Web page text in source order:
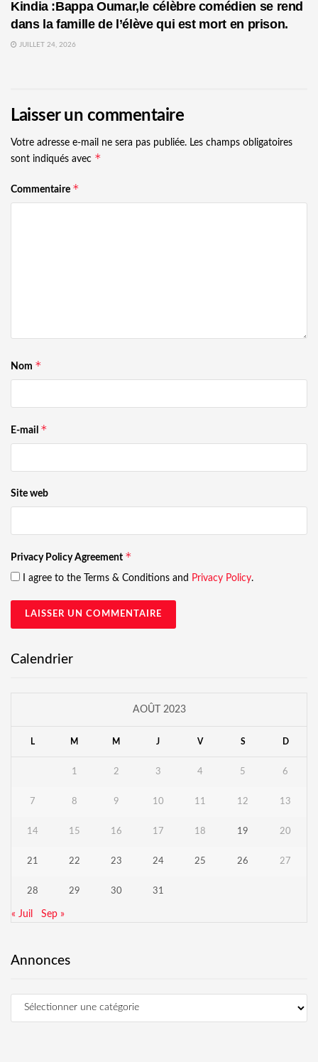
Kindia :Bappa Oumar,le célèbre comédien se rend
dans la famille de l’élève qui est mort en prison.
JUILLET 24, 2026
Laisser un commentaire
Votre adresse e-mail ne sera pas publiée. Les champs obligatoires
sont indiqués avec *
Commentaire *
Nom *
E-mail *
Site web
Privacy Policy Agreement *
I agree to the Terms & Conditions and Privacy Policy.
Calendrier
AOÛT 2023
L M M J V S D
1 2 3 4 5 6
7 8 9 10 11 12 13
14 15 16 17 18 19 20
21 22 23 24 25 26 27
28 29 30 31
« Juil Sep »
Annonces